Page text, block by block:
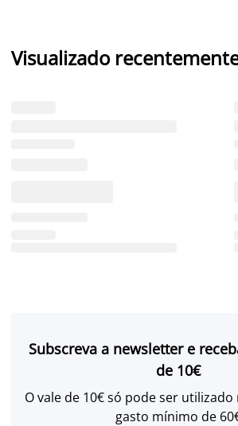
Visualizado
Subscreva a newsletter e
de 10€
O vale de 10€ só pode ser
gasto mínimo de